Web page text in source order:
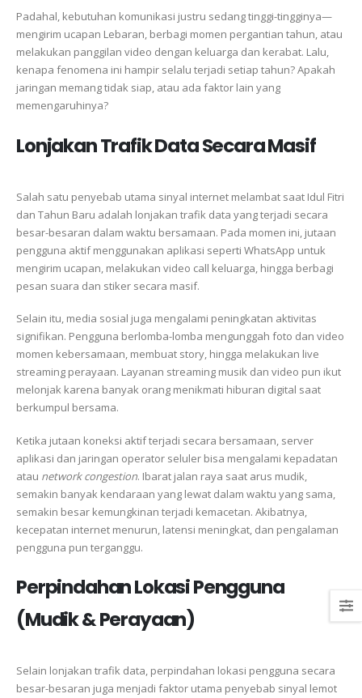
Padahal, kebutuhan komunikasi justru sedang tinggi-tingginya—
mengirim ucapan Lebaran, berbagi momen pergantian tahun, atau
melakukan panggilan video dengan keluarga dan kerabat. Lalu,
kenapa fenomena ini hampir selalu terjadi setiap tahun? Apakah
jaringan memang tidak siap, atau ada faktor lain yang
memengaruhinya?
Lonjakan Trafik Data Secara Masif
Salah satu penyebab utama sinyal internet melambat saat Idul Fitri
dan Tahun Baru adalah lonjakan trafik data yang terjadi secara
besar-besaran dalam waktu bersamaan. Pada momen ini, jutaan
pengguna aktif menggunakan aplikasi seperti WhatsApp untuk
mengirim ucapan, melakukan video call keluarga, hingga berbagi
pesan suara dan stiker secara masif.
Selain itu, media sosial juga mengalami peningkatan aktivitas
signifikan. Pengguna berlomba-lomba mengunggah foto dan video
momen kebersamaan, membuat story, hingga melakukan live
streaming perayaan. Layanan streaming musik dan video pun ikut
melonjak karena banyak orang menikmati hiburan digital saat
berkumpul bersama.
Ketika jutaan koneksi aktif terjadi secara bersamaan, server
aplikasi dan jaringan operator seluler bisa mengalami kepadatan
atau network congestion. Ibarat jalan raya saat arus mudik,
semakin banyak kendaraan yang lewat dalam waktu yang sama,
semakin besar kemungkinan terjadi kemacetan. Akibatnya,
kecepatan internet menurun, latensi meningkat, dan pengalaman
pengguna pun terganggu.
Perpindahan Lokasi Pengguna
(Mudik & Perayaan)
Selain lonjakan trafik data, perpindahan lokasi pengguna secara
besar-besaran juga menjadi faktor utama penyebab sinyal lemot